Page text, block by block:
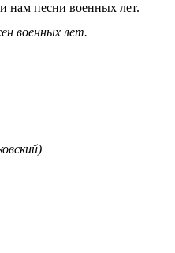
нам песни военных лет.
военных лет.